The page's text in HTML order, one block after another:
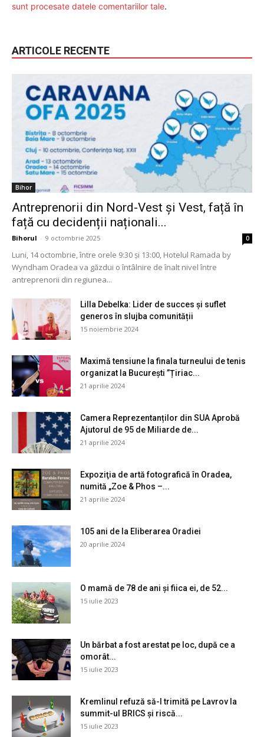
sunt procesate datele comentariilor tale.
ARTICOLE RECENTE
Bihor
Antreprenorii din Nord-Vest și Vest, față în
față cu decidenții naționali...
Bihorul - 9 octombrie 2025 0
Luni, 14 octombrie, între orele 9:30 și 13:00, Hotelul Ramada by
Wyndham Oradea va găzdui o întâlnire de înalt nivel între
antreprenorii din regiunea...
Lilla Debelka: Lider de succes și suflet
generos în slujba comunității
15 noiembrie 2024
Maximă tensiune la finala turneului de tenis
organizat la București ”Țiriac...
21 aprilie 2024
Camera Reprezentanților din SUA Aprobă
Ajutorul de 95 de Miliarde de...
21 aprilie 2024
Expoziţia de artă fotografică în Oradea,
numită „Zoe & Phos –...
21 aprilie 2024
105 ani de la Eliberarea Oradiei
20 aprilie 2024
O mamă de 78 de ani și fiica ei, de 52...
15 iulie 2023
Un bărbat a fost arestat pe loc, după ce a
omorât...
15 iulie 2023
Kremlinul refuză să-l trimită pe Lavrov la
summit-ul BRICS și riscă...
15 iulie 2023